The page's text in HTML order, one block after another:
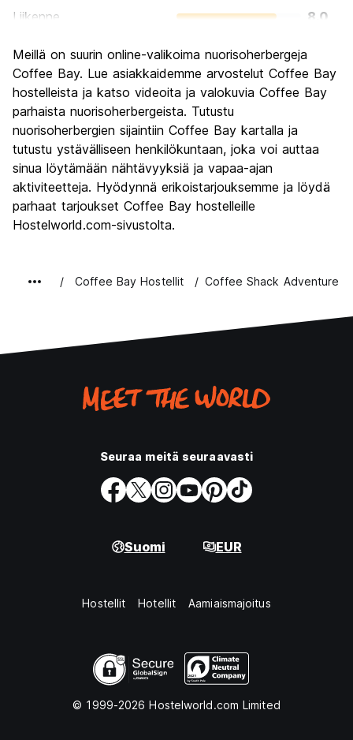
Liikenne
8.0
Kulttuuri
9.3
Yöelämä
7.3
Rahanarvoinen
Meillä on suurin online-valikoima nuorisoherbergeja
Coffee Bay. Lue asiakkaidemme arvostelut Coffee Bay
hostelleista ja katso videoita ja valokuvia Coffee Bay
parhaista nuorisoherbergeista. Tutustu
nuorisoherbergien sijaintiin Coffee Bay kartalla ja
tutustu ystävälliseen henkilökuntaan, joka voi auttaa
sinua löytämään nähtävyyksiä ja vapaa-ajan
aktiviteetteja. Hyödynnä erikoistarjouksemme ja löydä
parhaat tarjoukset Coffee Bay hostelleille
Hostelworld.com-sivustolta.
Coffee Bay Hostellit Coffee Shack Adventure
Seuraa meitä seuraavasti
Suomi EUR
Hostellit Hotellit Aamiaismajoitus
© 1999-2026 Hostelworld.com Limited